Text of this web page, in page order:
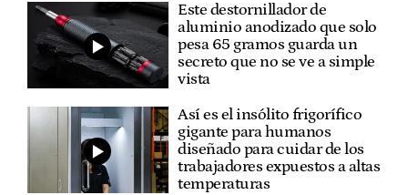
Este destornillador de
aluminio anodizado que solo
pesa 65 gramos guarda un
secreto que no se ve a simple
vista
Así es el insólito frigorífico
gigante para humanos
diseñado para cuidar de los
trabajadores expuestos a altas
temperaturas